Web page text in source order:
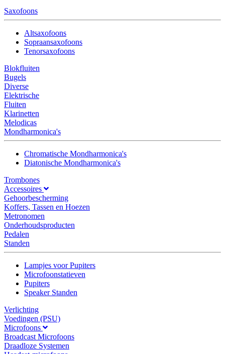
Saxofoons
Altsaxofoons
Sopraansaxofoons
Tenorsaxofoons
Blokfluiten
Bugels
Diverse
Elektrische
Fluiten
Klarinetten
Melodicas
Mondharmonica's
Chromatische Mondharmonica's
Diatonische Mondharmonica's
Trombones
Accessoires
Gehoorbescherming
Koffers, Tassen en Hoezen
Metronomen
Onderhoudsproducten
Pedalen
Standen
Lampjes voor Pupiters
Microfoonstatieven
Pupiters
Speaker Standen
Verlichting
Voedingen (PSU)
Microfoons
Broadcast Microfoons
Draadloze Systemen